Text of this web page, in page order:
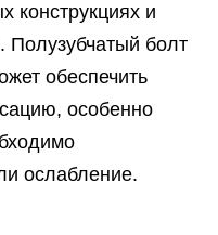
конструкциях и
Полузубчатый болт
обеспечить
особенно
ослабление.